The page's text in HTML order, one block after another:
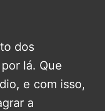
dos
lá. Que
e com isso,
a